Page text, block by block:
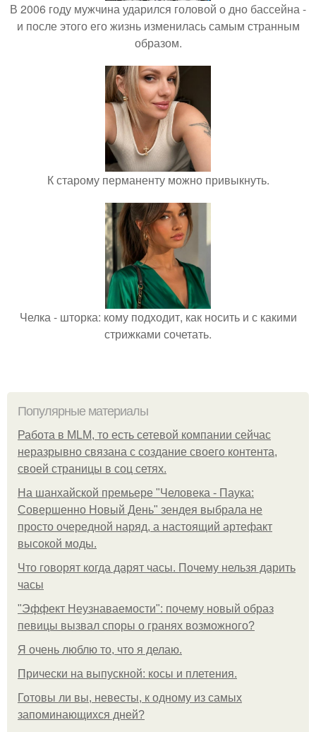
В 2006 году мужчина ударился головой о дно бассейна -
и после этого его жизнь изменилась самым странным
образом.
К старому перманенту можно привыкнуть.
Челка - шторка: кому подходит, как носить и с какими
стрижками сочетать.
Популярные материалы
Работа в MLM, то есть сетевой компании сейчас
неразрывно связана с создание своего контента,
своей страницы в соц сетях.
На шанхайской премьере "Человека - Паука:
Совершенно Новый День" зендея выбрала не
просто очередной наряд, а настоящий артефакт
высокой моды.
Что говорят когда дарят часы. Почему нельзя дарить
часы
"Эффект Неузнаваемости": почему новый образ
певицы вызвал споры о гранях возможного?
Я очень люблю то, что я делаю.
Прически на выпускной: косы и плетения.
Готовы ли вы, невесты, к одному из самых
запоминающихся дней?